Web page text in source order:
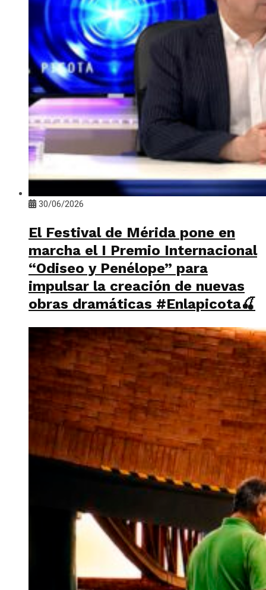
30/06/2026
El Festival de Mérida pone en
marcha el I Premio Internacional
“Odiseo y Penélope” para
impulsar la creación de nuevas
obras dramáticas #Enlapicota🍒